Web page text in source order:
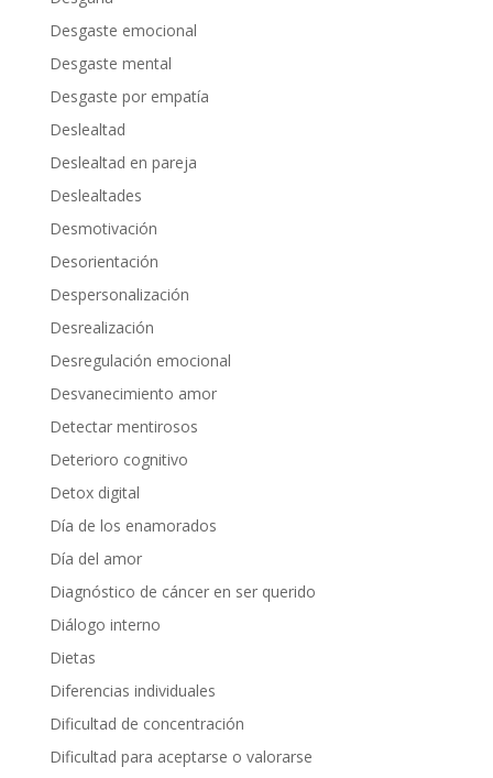
Desgaste emocional
Desgaste mental
Desgaste por empatía
Deslealtad
Deslealtad en pareja
Deslealtades
Desmotivación
Desorientación
Despersonalización
Desrealización
Desregulación emocional
Desvanecimiento amor
Detectar mentirosos
Deterioro cognitivo
Detox digital
Día de los enamorados
Día del amor
Diagnóstico de cáncer en ser querido
Diálogo interno
Dietas
Diferencias individuales
Dificultad de concentración
Dificultad para aceptarse o valorarse